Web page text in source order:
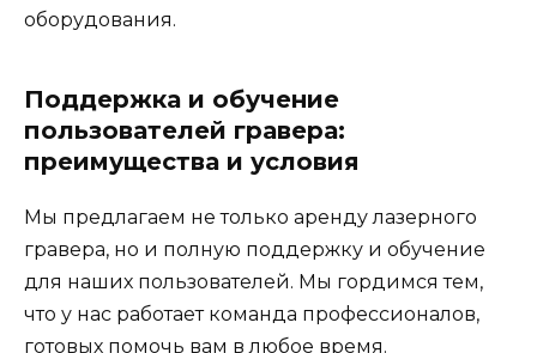
оборудования.
Поддержка и обучение
пользователей гравера:
преимущества и условия
Мы предлагаем не только аренду лазерного
гравера, но и полную поддержку и обучение
для наших пользователей. Мы гордимся тем,
что у нас работает команда профессионалов,
готовых помочь вам в любое время.